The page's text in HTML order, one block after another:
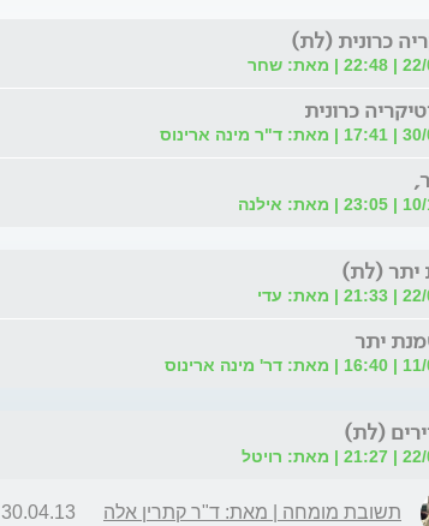
כרונית (לת)
שחר
ארינוס
אילנה
יתר (לת)
עדי
ארינוס
(לת)
רויטל
תשובת מומחה | מאת: ד"ר קתרין אלה 30.04.13 | 13:09